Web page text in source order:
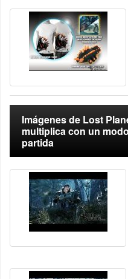
Imágenes de Lost
multiplica con un
partida